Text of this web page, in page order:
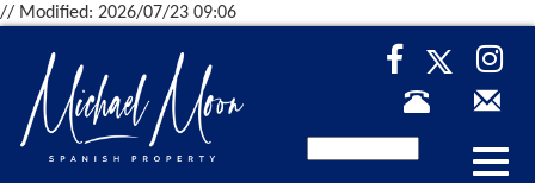
// Modified: 2026/07/23 09:06